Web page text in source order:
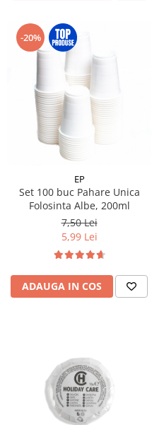
-20%
EP
Set 100 buc Pahare Unica
Folosinta Albe, 200ml
7,50 Lei
5,99 Lei
ADAUGA IN COS